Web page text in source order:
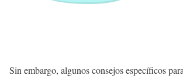
Sin embargo, algunos consejos específicos